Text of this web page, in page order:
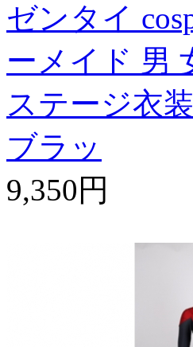
ゼンタイ
ーメイド 男
ステージ衣
ブラッ
9,350円